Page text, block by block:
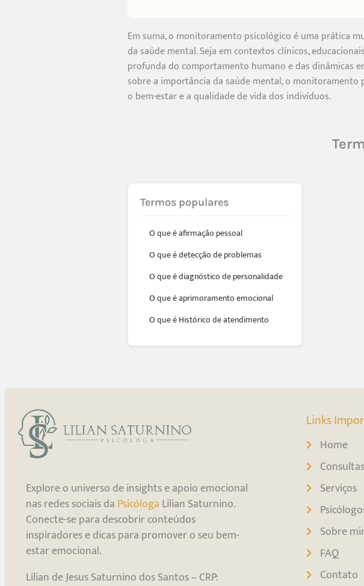
Em suma, o monitoramento psicológico é uma prática
da saúde mental. Seja em contextos clínicos,
profunda do comportamento humano e das dinâmicas
sobre a importância da saúde mental, o
o bem-estar e a qualidade de vida dos indivíduos.
Termos populares
O que é afirmação pessoal
O que é detecção de problemas
O que é diagnóstico de personalidade
O que é aprimoramento emocional
O que é Histórico de atendimento
Explore o universo de insights e apoio emocional
nas redes sociais da Psicóloga Lilian Saturnino.
Conecte-se para descobrir conteúdos
inspiradores e dicas para promover o seu bem-
estar emocional.
Lilian de Jesus Saturnino dos Santos – CRP:
Links
Home
Consultas
Serviços
Sobre
FAQ
Contato